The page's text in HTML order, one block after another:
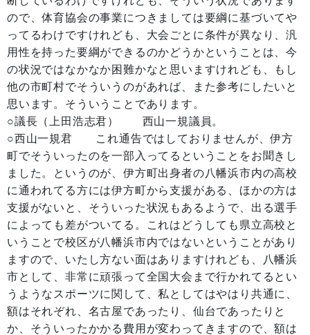
ので、体育協会の事業につきましては要綱に基づいてや
ってるわけですけれども、大会ごとに条件が異なり、汎
用性を持った要綱ができるのかどうかということは、今
の状況ではなかなか困難かなと思いますけれども、もし
他の市町村でそういうのがあれば、また参考にしたいと
思います。そういうことであります。
○議長（上田浩志君） 西山一規議員。
○西山一規君 これ通告ではしておりませんが、伊方
町でそういったのを一部入ってるということをお聞きし
ました。というのが、伊方町出身者の八幡浜市内の高校
に通われてる方には伊方町から支援がある、ほかの方は
支援がないと、そういった状況もあるようで、出る選手
によっても差がついてる。これはどうしても県立高校と
いうことで校区が八幡浜市内ではないということがあり
ますので、いたし方ない面はありますけれども、八幡浜
市として、非常に頑張って全国大会まで行かれてるとい
うようなスポーツに関して、私としてはやはり共通に、
額はそれぞれ、名古屋であったり、仙台であったりと
か、そういったかかる費用が変わってきますので、額は